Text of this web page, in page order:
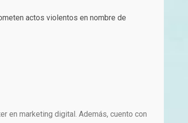
actos violentos en nombre de
en marketing digital. Además, cuento con